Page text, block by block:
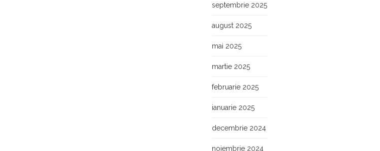
septembrie 2025
august 2025
mai 2025
martie 2025
februarie 2025
ianuarie 2025
decembrie 2024
noiembrie 2024